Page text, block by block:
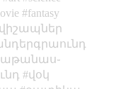
fantasy
աթանաս֊
վօկ